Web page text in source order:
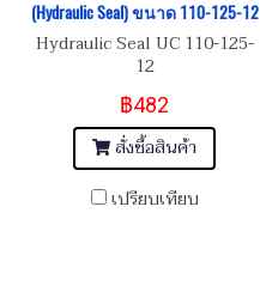
(Hydraulic Seal) ขนาด 110-125-12
Hydraulic Seal UC 110-125-
12
฿482
สั่งซื้อสินค้า
เปรียบเทียบ